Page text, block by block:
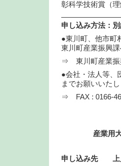
彰科学技術賞（理
申し込み方法：
●東川町、他市町
東川町産業振興課
⇒ 東川町産業振
●会社・法人等、
までお願いいたし
⇒ FAX : 0166-
産業用
申し込み先 上